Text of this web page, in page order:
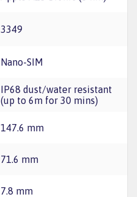
3349
Nano-SIM
IP68 dust/water resistant
(up to 6m for 30 mins)
147.6 mm
71.6 mm
7.8 mm